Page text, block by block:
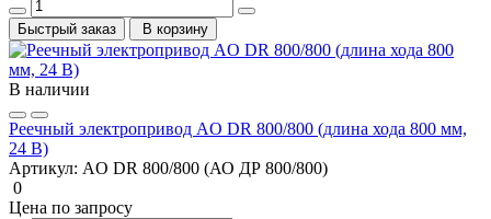
Быстрый заказ В корзину
В наличии
Реечный электропривод AO DR 800/800 (длина хода 800 мм,
24 В)
Артикул: AO DR 800/800 (АО ДР 800/800)
0
Цена по запросу